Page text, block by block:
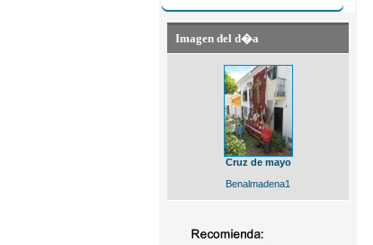
Imagen del d�a
Cruz de mayo
Benalmadena1